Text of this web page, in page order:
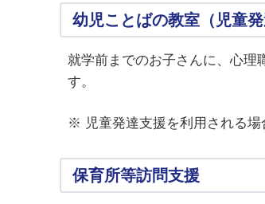
幼児ことばの教室（児童発
就学前までのお子さんに、心理
す。
※ 児童発達支援を利用される場
保育所等訪問支援